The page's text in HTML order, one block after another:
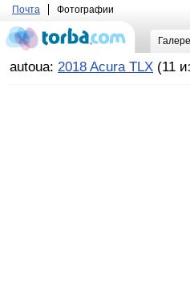
Почта Фотографии
autoua: 2018 Acura TLX (11